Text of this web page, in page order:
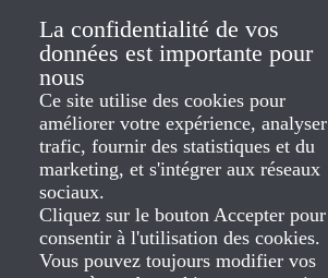
The moment you learn the rules of karma, you
changes and your dreams come true. However,
why some...
17/06/2021
La confidentialité de vos
données est importante pour
nous
Ce site utilise des cookies pour
améliorer votre expérience,
trafic, fournir des statistiques et du
marketing, et s'intégrer aux réseaux
sociaux.
Cliquez sur le bouton Accepter pour
consentir à l'utilisation des cookies.
Vous pouvez toujours modifier vos